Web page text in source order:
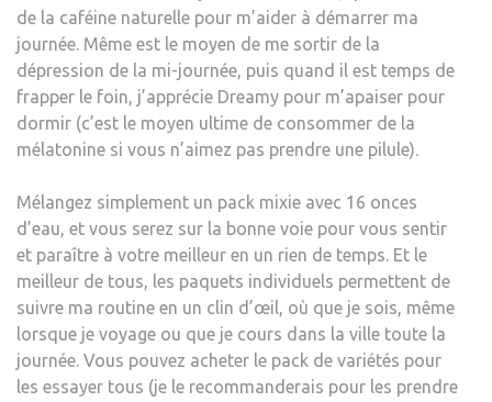
de la caféine naturelle pour m’aider à démarrer ma
journée. Même est le moyen de me sortir de la
dépression de la mi-journée, puis quand il est temps de
frapper le foin, j’apprécie Dreamy pour m’apaiser pour
dormir (c’est le moyen ultime de consommer de la
mélatonine si vous n’aimez pas prendre une pilule).
Mélangez simplement un pack mixie avec 16 onces
d’eau, et vous serez sur la bonne voie pour vous sentir
et paraître à votre meilleur en un rien de temps. Et le
meilleur de tous, les paquets individuels permettent de
suivre ma routine en un clin d’œil, où que je sois, même
lorsque je voyage ou que je cours dans la ville toute la
journée. Vous pouvez acheter le pack de variétés pour
les essayer tous (je le recommanderais pour les prendre